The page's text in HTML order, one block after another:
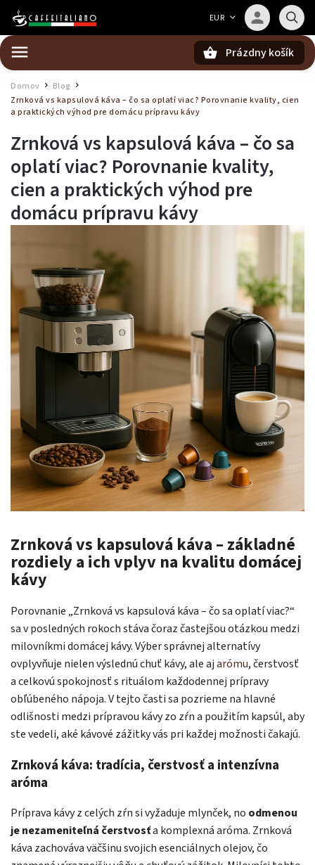
EUR
Prázdny košík
Domov Blog
Zrnková vs kapsulová káva – čo sa oplatí viac? Porovnanie kvality, cien
a praktických výhod pre domácu prípravu kávy
Zrnková vs kapsulová káva – čo sa
oplatí viac? Porovnanie kvality,
cien a praktických výhod pre
domácu prípravu kávy
Zrnková vs kapsulová káva – základné
rozdiely a ich vplyv na kvalitu domácej
kávy
Porovnanie „Zrnková vs kapsulová káva – čo sa oplatí viac?“
sa v posledných rokoch stáva čoraz častejšou otázkou medzi
milovníkmi domácej kávy. Výber správnej alternatívy
ovplyvňuje nielen výslednú chuť kávy, ale ajarómu, čerstvosť
a celkovú spokojnosť s rituálom každodennej prípravy
obľúbeného nápoja. V tejto časti sa pozrieme na hlavné
odlišnosti medzi prípravou kávy zo zŕn a použitím kapsúl, aby
ste vedeli, aké kávové zážitky vás pri každej možnosti čakajú.
Zrnková káva: tradícia, čerstvosť a intenzívna
aróma
Príprava kávy z celých zŕn si vyžaduje mlynček, no odmenou
je nezameniteľná čerstvosťa komplexná aróma. Zrnková
káva zachováva väčšinu svojich esenciálnych olejov, čo
Barista — poradca Caffeitaliano